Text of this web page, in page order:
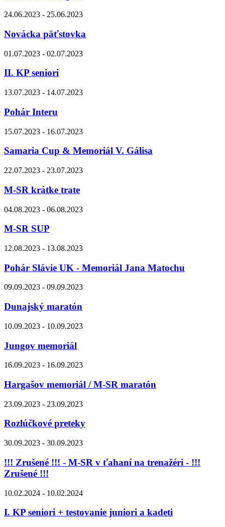
24.06.2023 - 25.06.2023
Novácka päťstovka
01.07.2023 - 02.07.2023
II. KP seniori
13.07.2023 - 14.07.2023
Pohár Interu
15.07.2023 - 16.07.2023
Samaria Cup & Memoriál V. Gálisa
22.07.2023 - 23.07.2023
M-SR krátke trate
04.08.2023 - 06.08.2023
M-SR SUP
12.08.2023 - 13.08.2023
Pohár Slávie UK - Memoriál Jana Matochu
09.09.2023 - 09.09.2023
Dunajský maratón
10.09.2023 - 10.09.2023
Jungov memoriál
16.09.2023 - 16.09.2023
Hargašov memoriál / M-SR maratón
23.09.2023 - 23.09.2023
Rozlúčkové preteky
30.09.2023 - 30.09.2023
!!! Zrušené !!! - M-SR v ťahaní na trenažéri - !!!
Zrušené !!!
10.02.2024 - 10.02.2024
I. KP seniori + testovanie juniori a kadeti